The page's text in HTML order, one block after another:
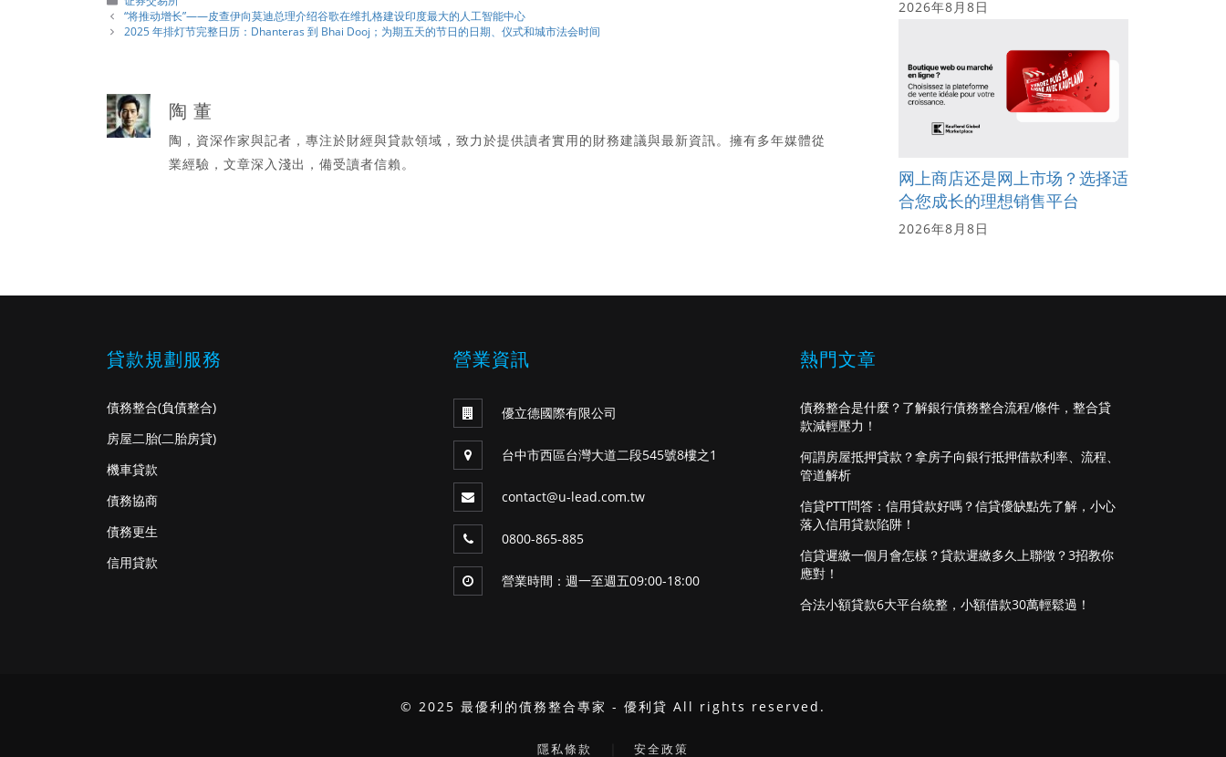
類
“将推动增长”——皮查伊向莫迪总理介绍谷歌在维扎格建设印度最大的人工智能中心
2025 年排灯节完整日历：Dhanteras 到 Bhai Dooj；为期五天的节日的日期、仪式和城市法会时间
陶 董
陶，資深作家與記者，專注於財經與貸款領域，致力於提供讀者實用的財務建議與最新資訊。擁有多年媒體從
業經驗，文章深入淺出，備受讀者信賴。
2026年8月8日
网上商店还是网上市场？选择适
合您成长的理想销售平台
2026年8月8日
貸款規劃服務
債務整合(負債整合)
房屋二胎(二胎房貸)
機車貸款
債務協商
債務更生
信用貸款
營業資訊
優立德國際有限公司
台中市西區台灣大道二段545號8樓之1
contact@u-lead.com.tw
0800-865-885
營業時間：週一至週五09:00-18:00
熱門文章
債務整合是什麼？了解銀行債務整合流程/條件，整合貸
款減輕壓力！
何謂房屋抵押貸款？拿房子向銀行抵押借款利率、流程、
管道解析
信貸PTT問答：信用貸款好嗎？信貸優缺點先了解，小心
落入信用貸款陷阱！
信貸遲繳一個月會怎樣？貸款遲繳多久上聯徵？3招教你
應對！
合法小額貸款6大平台統整，小額借款30萬輕鬆過！
© 2025 最優利的債務整合專家 - 優利貸 All rights reserved.
隱私條款 安全政策